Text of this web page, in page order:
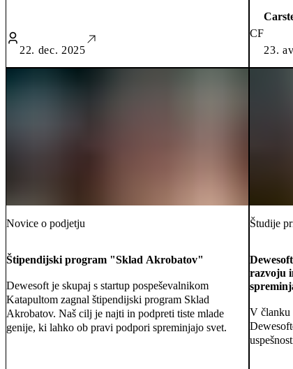
22. dec. 2025
CF
23.
Novice o podjetju
Štipendijski program "Sklad Akrobatov"
Dewesoft je skupaj s startup pospeševalnikom
Katapultom zagnal štipendijski program Sklad
Akrobatov. Naš cilj je najti in podpreti tiste mlade
genije, ki lahko ob pravi podpori spreminjajo svet.
Študije
razvoju
V članku